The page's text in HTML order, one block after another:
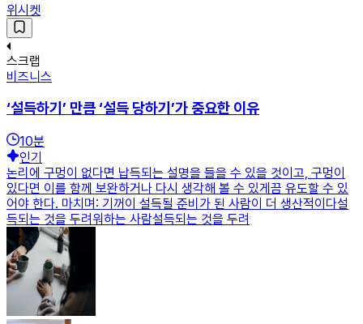
위시켓
스크랩
비즈니스
‘설득하기’ 만큼 ‘설득 당하기’가 중요한 이유
10분
인기
논리에 구멍이 없다면 납득되는 설명을 들을 수 있을 것이고, 구멍이
있다면 이를 함께 보완하거나 다시 생각해 볼 수 있게끔 유도할 수 있
어야 한다. 마치며: 기꺼이 설득될 준비가 된 사람이 더 생산적이다설
득되는 것을 두려워하는 사람설득되는 것을 두려